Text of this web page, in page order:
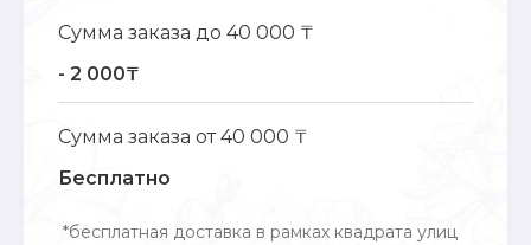
Сумма заказа до 40 000 ₸
- 2 000₸
Сумма заказа от 40 000 ₸
Бесплатно
*бесплатная доставка в рамках квадрата улиц